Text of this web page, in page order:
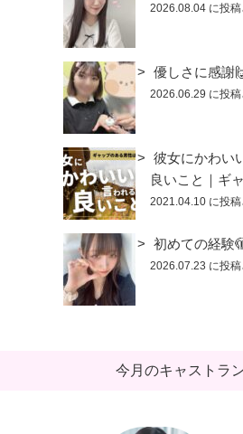
2026.08.04 に投稿
優しさに感謝
2026.06.29 に投稿
彼女にかわい
良いこと｜ギ
2021.04.10 に投稿
初めての経験
2026.07.23 に投稿
今月のキャストラ